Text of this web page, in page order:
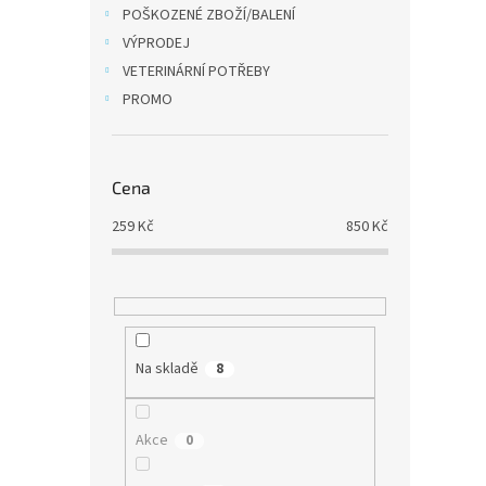
POŠKOZENÉ ZBOŽÍ/BALENÍ
VÝPRODEJ
VETERINÁRNÍ POTŘEBY
PROMO
Cena
259Kč 850Kč
Na skladě 8
Akce 0